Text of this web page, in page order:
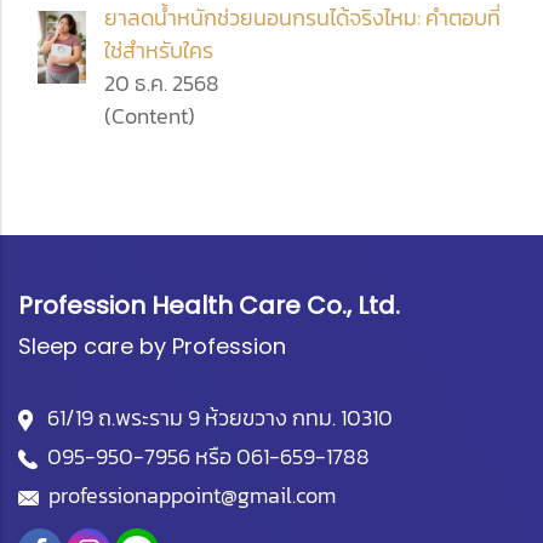
ยาลดน้ำหนักช่วยนอนกรนได้จริงไหม: คำตอบที่
ใช่สำหรับใคร
20 ธ.ค. 2568
(Content)
Profession Health Care Co., Ltd.
Sleep care by Profession
61/19 ถ.พระราม 9 ห้วยขวาง กทม. 10310
095-950-7956หรือ061-659-1788
professionappoint@gmail.com